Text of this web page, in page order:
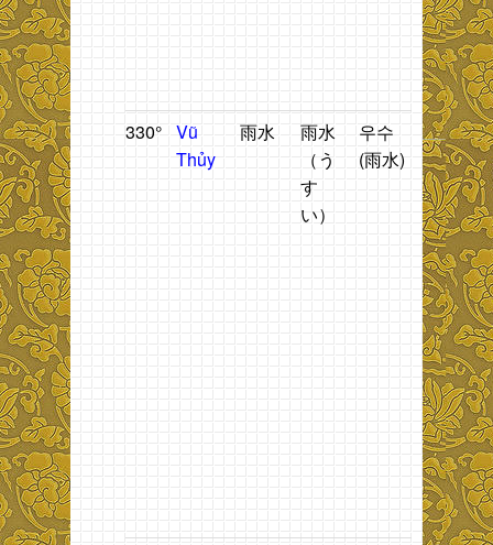
330° Vũ
Thủy
雨水
雨水
（う
す
い）
우수
(雨水)
Thời
tiết
mưa
ẩm